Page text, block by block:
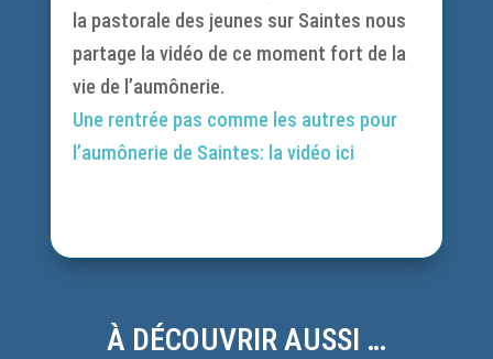
la pastorale des jeunes sur Saintes nous
partage la vidéo de ce moment fort de la
vie de l’aumônerie.
Une rentrée pas comme les autres pour
l’aumônerie de Saintes: la vidéo ici
À DÉCOUVRIR AUSSI …